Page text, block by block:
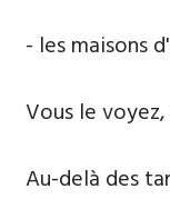
- les maisons
Vous le
Au-delà des